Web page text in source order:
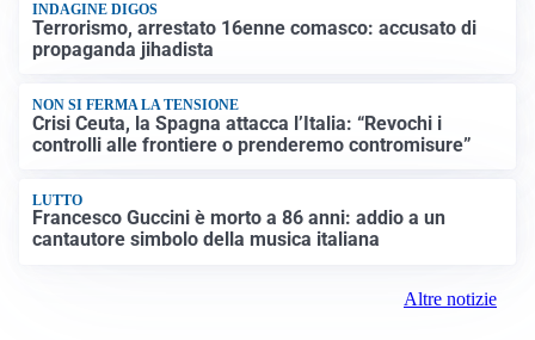
INDAGINE DIGOS
Terrorismo, arrestato 16enne comasco: accusato di
propaganda jihadista
NON SI FERMA LA TENSIONE
Crisi Ceuta, la Spagna attacca l’Italia: “Revochi i
controlli alle frontiere o prenderemo contromisure”
LUTTO
Francesco Guccini è morto a 86 anni: addio a un
cantautore simbolo della musica italiana
Altre notizie